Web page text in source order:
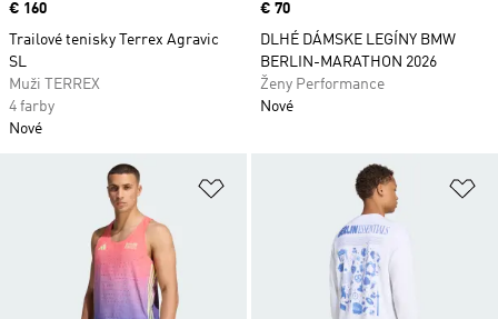
Price
€ 160
Trailové tenisky Terrex Agravic
SL
Muži TERREX
4 farby
Nové
Price
€ 70
DLHÉ DÁMSKE LEGÍNY BMW
BERLIN-MARATHON 2026
Ženy Performance
Nové
Pridať do zoznamu želaných